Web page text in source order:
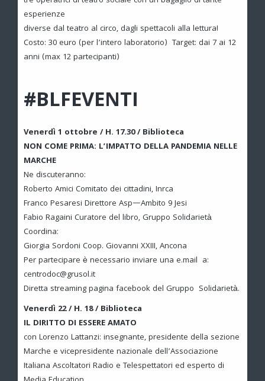
esperienze
diverse dal teatro al circo, dagli spettacoli alla lettura!
Costo: 30 euro (per l’intero laboratorio) Target: dai 7 ai 12
anni (max 12 partecipanti)
#BLFEVENTI
Venerdì 1 ottobre / H. 17.30 / Biblioteca
NON COME PRIMA: L’IMPATTO DELLA PANDEMIA NELLE
MARCHE
Ne discuteranno:
Roberto Amici Comitato dei cittadini, Inrca
Franco Pesaresi Direttore Asp—Ambito 9 Jesi
Fabio Ragaini Curatore del libro, Gruppo Solidarietà
Coordina:
Giorgia Sordoni Coop. Giovanni XXIII, Ancona
Per partecipare è necessario inviare una e.mail a:
centrodoc@grusol.it
Diretta streaming pagina facebook del Gruppo Solidarietà.
Venerdì 22 / H. 18 / Biblioteca
IL DIRITTO DI ESSERE AMATO
con Lorenzo Lattanzi: insegnante, presidente della sezione
Marche e vicepresidente nazionale dell’Associazione
Italiana Ascoltatori Radio e Telespettatori ed esperto di